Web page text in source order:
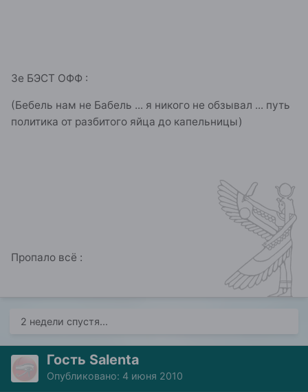
Зе БЭСТ ОФФ :
(Бебель нам не Бабель ... я никого не обзывал ... путь
политика от разбитого яйца до капельницы)
Пропало всё :
2 недели спустя...
Гость Salenta
Опубликовано: 4 июня 2010